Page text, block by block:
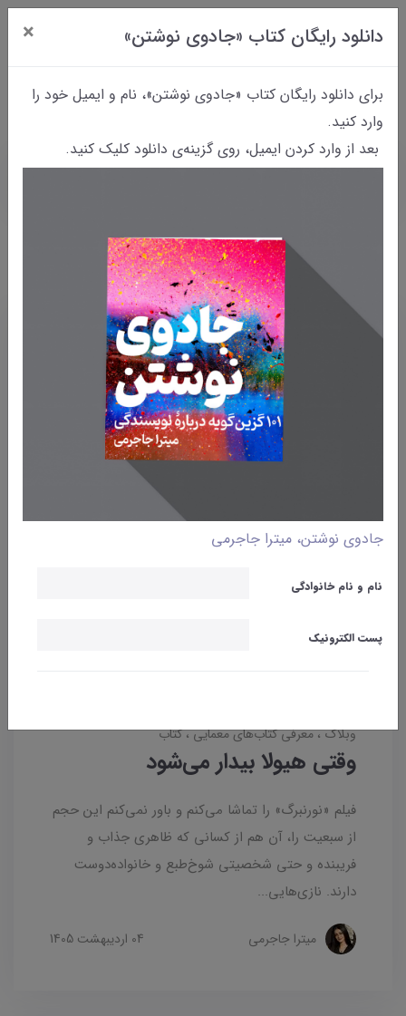
دانلود رایگان کتاب «جادوی نوشتن» ×
برای دانلود رایگان کتاب «جادوی نوشتن»، نام و ایمیل خود را
وارد کنید.
بعد از وارد کردن ایمیل، روی گزینه‌ی دانلود کلیک کنید.
جادوی نوشتن، میترا جاجرمی
نام و نام خانوادگی
پست الکترونیک
وبلاگ معرفی کتاب‌های معمایی کتاب
وقتی هیولا بیدار می‌شود
فیلم «نورنبرگ» را تماشا می‌کنم و باور نمی‌کنم این حجم
از سبعیت را، آن هم از کسانی که ظاهری جذاب و
فریبنده و حتی شخصیتی شوخ‌طبع و خانواده‌دوست
دارند. نازی‌هایی...
میترا جاجرمی 04 ارديبهشت 1405